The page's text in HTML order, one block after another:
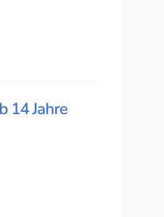
14 Jahre